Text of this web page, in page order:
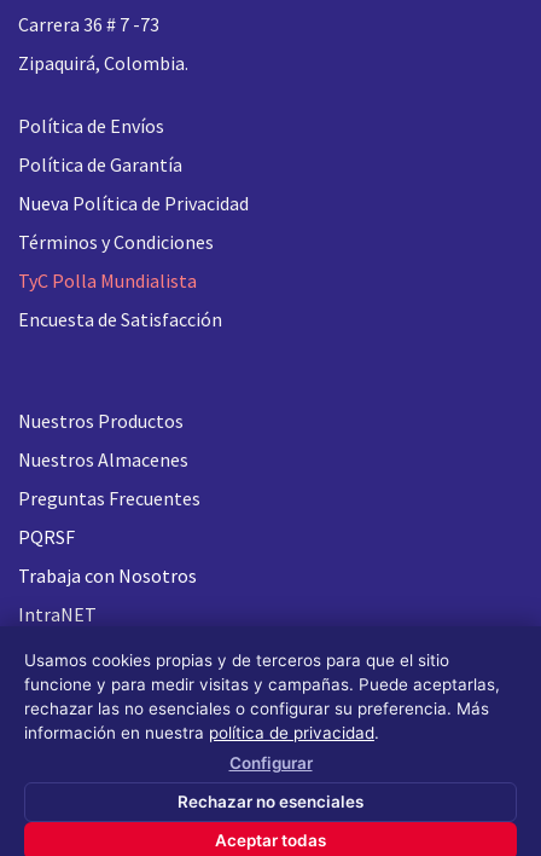
Carrera 36 # 7 -73
Zipaquirá, Colombia.
Política de Envíos
Política de Garantía
Nueva Política de Privacidad
Términos y Condiciones
TyC Polla Mundialista
Encuesta de Satisfacción
Nuestros Productos
Nuestros Almacenes
Preguntas Frecuentes
PQRSF
Trabaja con Nosotros
IntraNET
Todos los derechos reservados FLASH 93
Usamos cookies propias y de terceros para que el sitio
funcione y para medir visitas y campañas. Puede aceptarlas,
rechazar las no esenciales o configurar su preferencia. Más
información en nuestra política de privacidad.
Configurar
Rechazar no esenciales
Aceptar todas